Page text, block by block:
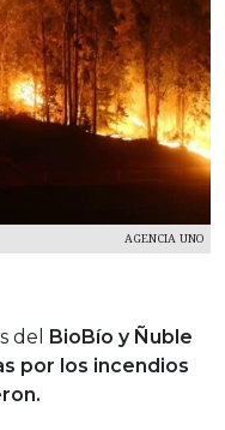
AGENCIA UNO
del
BioBío y Ñuble
por los incendios